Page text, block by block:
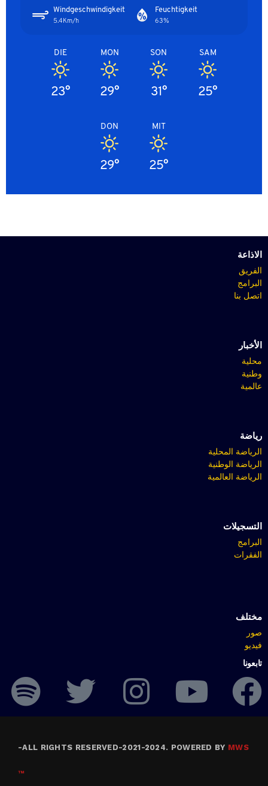
Feuchtigkeit
63%
Windgeschwindigkeit
5.4Km/h
SAM
25°
SON
31°
MON
29°
DIE
23°
MIT
25°
DON
29°
الاذاعة
الفريق
البرامج
اتصل بنا
الأخبار
محلية
وطنية
عالمية
رياضة
الرياضة المحلية
الرياضة الوطنية
الرياضة العالمية
التسجيلات
البرامج
الفقرات
مختلف
صور
فيديو
تابعونا
ALL RIGHTS RESERVED-2021-2024. POWERED BY MWS
-
™